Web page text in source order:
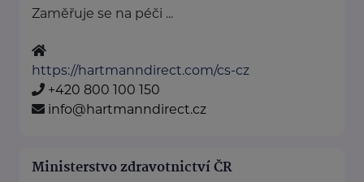
Zaměřuje se na péči ...
https://hartmanndirect.com/cs-cz
+420 800 100 150
info@hartmanndirect.cz
Ministerstvo zdravotnictví ČR